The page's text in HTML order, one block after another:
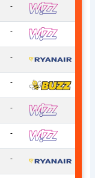
-
-
-
-
-
-
-